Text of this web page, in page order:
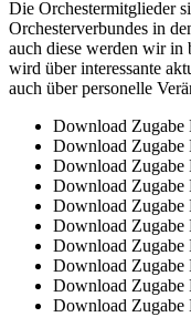
Die Orchestermitglieder
Orchesterverbundes in
auch diese werden wir in
wird über interessante
auch über personelle
Download Zugabe
Download Zugabe
Download Zugabe
Download Zugabe
Download Zugabe
Download
Download Zugabe
Download Zugabe
Download Zugabe
Download Zugabe